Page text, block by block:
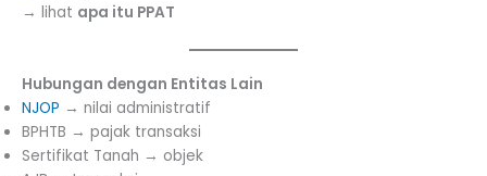
→ lihat apa itu PPAT
Hubungan dengan Entitas Lain
NJOP → nilai administratif
BPHTB → pajak transaksi
Sertifikat Tanah → objek